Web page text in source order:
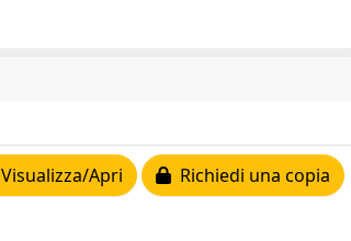
Visualizza/Apri Richiedi una copia